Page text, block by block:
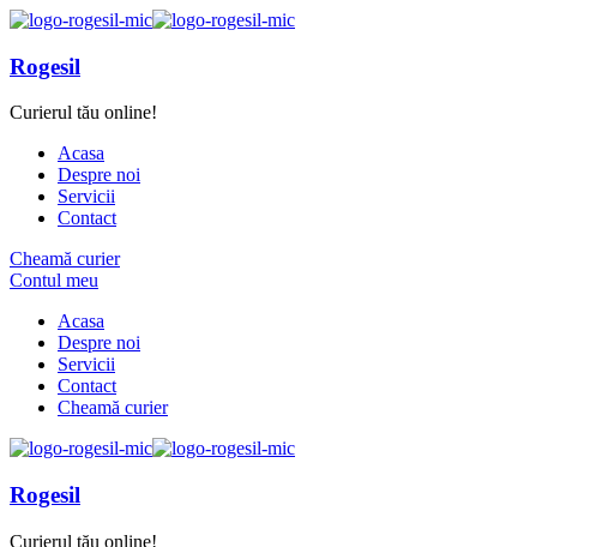
Rogesil
Curierul tău online!
Acasa
Despre noi
Servicii
Contact
Cheamă curier
Contul meu
Acasa
Despre noi
Servicii
Contact
Cheamă curier
Rogesil
Curierul tău online!